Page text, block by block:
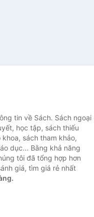
tin về Sách. Sách ngoại
học tập, sách thiếu
sách tham khảo,
dục... Bằng khả năng
tôi đã tổng hợp hơn
giá, tìm giá rẻ nhất